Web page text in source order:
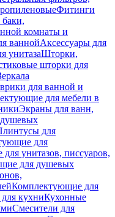
Фитинги
комнаты и
ваннойАксессуары для
унитазаШторки,
шторки для
для ванной и
для мебели в
Экраны для ванн,
для
для
унитазов, писсуаров,
для душевых
Комплектующие для
кухниКухонные
Смесители для